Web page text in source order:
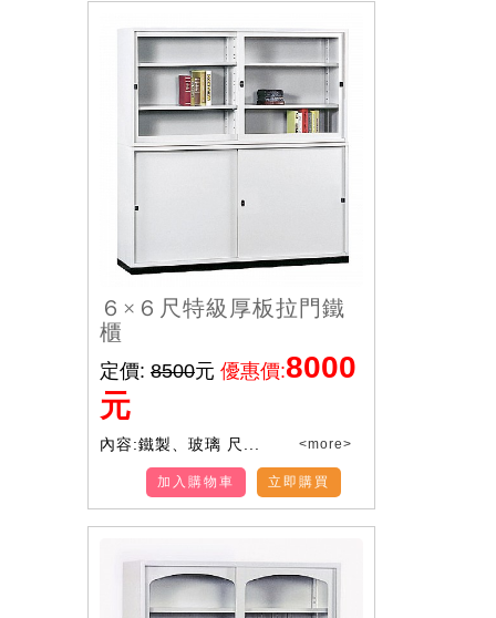
６×６尺特級厚板拉門鐵
櫃
定價: 8500元 優惠價:8000
元
內容:鐵製、玻璃 尺... <more>
立即購買
加入購物車